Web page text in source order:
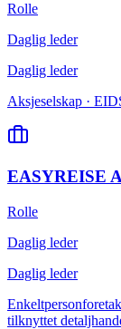
Rolle
Daglig leder
Daglig leder
Aksjeselskap ·
EASYREISE
Rolle
Daglig leder
Daglig leder
tilknyttet